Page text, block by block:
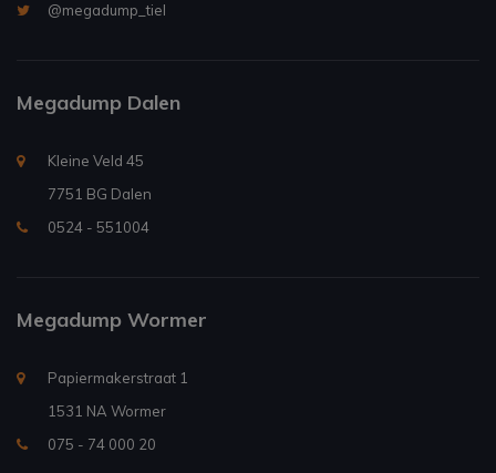
@megadump_tiel
Megadump Dalen
Kleine Veld 45
7751 BG Dalen
0524 - 551004
Megadump Wormer
Papiermakerstraat 1
1531 NA Wormer
075 - 74 000 20